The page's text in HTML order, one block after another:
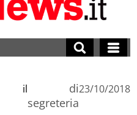
di
segreteria
il 23/10/2018